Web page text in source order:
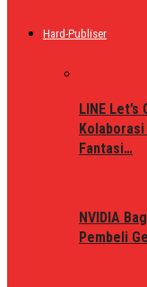
Hard-Publiser
LINE
Fantasi…
NVIDIA
Pembeli